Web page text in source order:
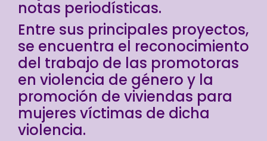
notas periodísticas.
Entre sus principales proyectos,
se encuentra el reconocimiento
del trabajo de las promotoras
en violencia de género y la
promoción de viviendas para
mujeres víctimas de dicha
violencia.